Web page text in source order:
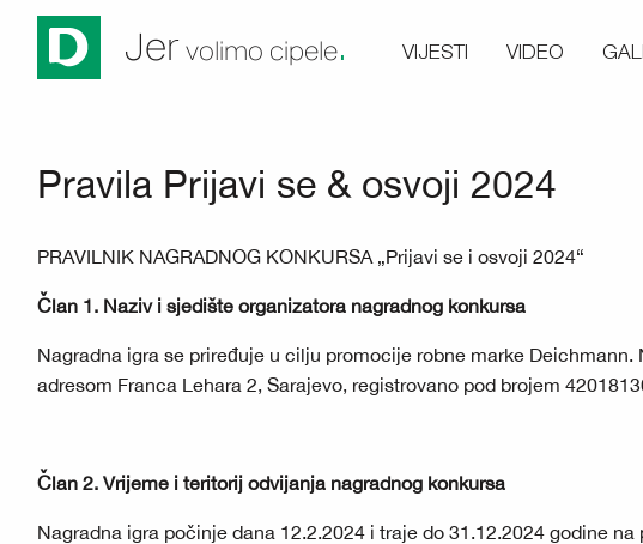
Jer volimo cipele. VIJESTI VIDEO
Pravila Prijavi se & osvoji 2024
PRAVILNIK NAGRADNOG KONKURSA „Prijavi se i osvoji 2024“
Član 1. Naziv i sjedište organizatora nagradnog konkursa
Nagradna igra se priređuje u cilju promocije robne marke
adresom Franca Lehara 2, Sarajevo, registrovano pod brojem
Član 2. Vrijeme i teritorij odvijanja nagradnog konkursa
Nagradna igra počinje dana 12.2.2024 i traje do 31.12.2024 godine